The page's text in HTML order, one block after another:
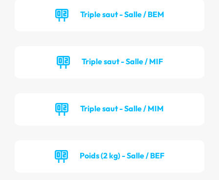
Triple saut - Salle / BEM
Triple saut - Salle / MIF
Triple saut - Salle / MIM
Poids (2 kg) - Salle / BEF